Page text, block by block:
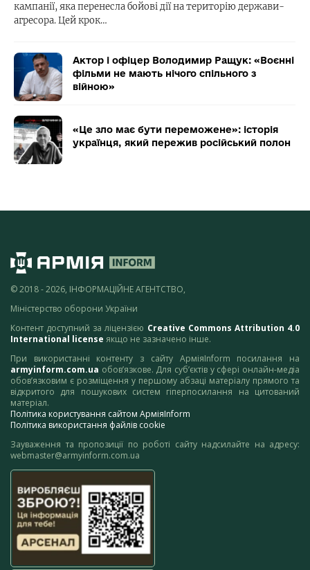
кампанії, яка перенесла бойові дії на територію держави-
агресора. Цей крок…
Актор і офіцер Володимир Ращук: «Воєнні
фільми не мають нічого спільного з
війною»
«Це зло має бути переможене»: історія
українця, який пережив російський полон
© 2018 - 2026, ІНФОРМАЦІЙНЕ АГЕНТСТВО,
Міністерство оборони України
Контент доступний за ліцензією Creative Commons Attribution 4.0
International license якщо не зазначено інше.
При використанні контенту з сайту АрміяInform посилання на
armyinform.com.ua обов’язкове. Для суб’єктів у сфері онлайн-медіа
обов’язковим є розміщення у першому абзаці матеріалу прямого та
відкритого для пошукових систем гіперпосилання на цитований
матеріал.
Політика користування сайтом АрміяInform
Політика використання файлів cookie
Зауваження та пропозиції по роботі сайту надсилайте на адресу:
webmaster@armyinform.com.ua